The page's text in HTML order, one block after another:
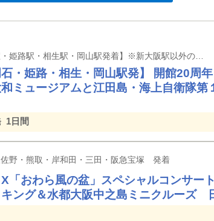
石・姫路・相生・岡山駅発】 開館20周
ミュージアムと江田島・海上自衛隊第
1日間
野・熊取・岸和田・三田・阪急宝塚 発着
「おわら風の盆」スペシャルコンサー
ング＆水都大阪中之島ミニクルーズ